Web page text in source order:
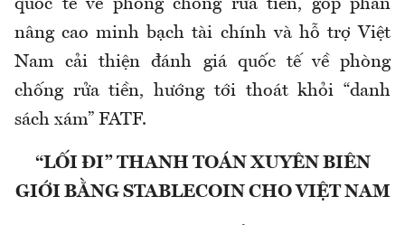
quốc tế về phòng chống rửa tiền, góp phần
nâng cao minh bạch tài chính và hỗ trợ Việt
Nam cải thiện đánh giá quốc tế về phòng
chống rửa tiền, hướng tới thoát khỏi “danh
sách xám” FATF.
“LỐI ĐI” THANH TOÁN XUYÊN BIÊN
GIỚI BẰNG STABLECOIN CHO VIỆT NAM